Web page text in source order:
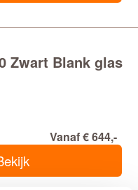
Zwart Blank glas
Vanaf € 644,-